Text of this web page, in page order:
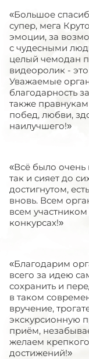
«Большое
супер, мега
эмоции, за
с чудесными
целый чемодан
видеоролик -
Уважаемые
благодарность
также
побед, любви,
наилучшего!»
«Всё было очень
так и сияет до
достигнутом,
вновь. Всем
всем
конкурсах!»
«Благодарим
всего за идею
сохранить и
в таком
вручение,
экскурсионную
приём,
желаем
достижений!»